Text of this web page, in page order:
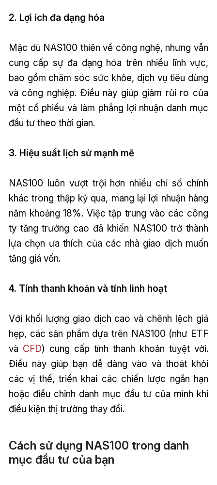
2. Lợi ích đa dạng hóa
Mặc dù NAS100 thiên về công nghệ, nhưng vẫn
cung cấp sự đa dạng hóa trên nhiều lĩnh vực,
bao gồm chăm sóc sức khỏe, dịch vụ tiêu dùng
và công nghiệp. Điều này giúp giảm rủi ro của
một cổ phiếu và làm phẳng lợi nhuận danh mục
đầu tư theo thời gian.
3. Hiệu suất lịch sử mạnh mẽ
NAS100 luôn vượt trội hơn nhiều chỉ số chính
khác trong thập kỷ qua, mang lại lợi nhuận hàng
năm khoảng 18%. Việc tập trung vào các công
ty tăng trưởng cao đã khiến NAS100 trở thành
lựa chọn ưa thích của các nhà giao dịch muốn
tăng giá vốn.
4. Tính thanh khoản và tính linh hoạt
Với khối lượng giao dịch cao và chênh lệch giá
hẹp, các sản phẩm dựa trên NAS100 (như ETF
và CFD) cung cấp tính thanh khoản tuyệt vời.
Điều này giúp bạn dễ dàng vào và thoát khỏi
các vị thế, triển khai các chiến lược ngắn hạn
hoặc điều chỉnh danh mục đầu tư của mình khi
điều kiện thị trường thay đổi.
Cách sử dụng NAS100 trong danh
mục đầu tư của bạn